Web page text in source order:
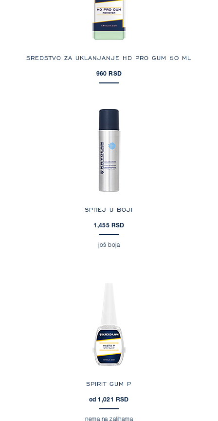
SREDSTVO ZA UKLANJANJE HD PRO GUM 50 ML
960 RSD
SPREJ U BOJI
1,455 RSD
još boja
SPIRIT GUM P
od 1,021 RSD
nema na zalihama